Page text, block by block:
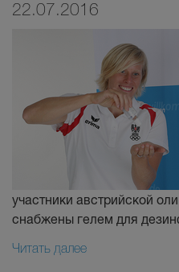
22.07.2016
участники австрийской
снабжены гелем для
Читать далее